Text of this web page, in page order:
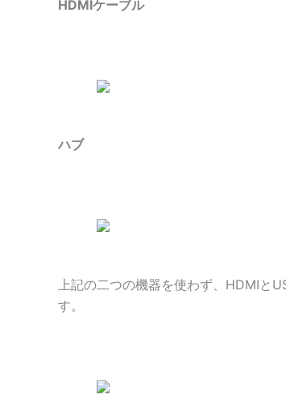
HDMIケーブル
ハブ
上記の二つの機器を使わず、HDMIと
す。